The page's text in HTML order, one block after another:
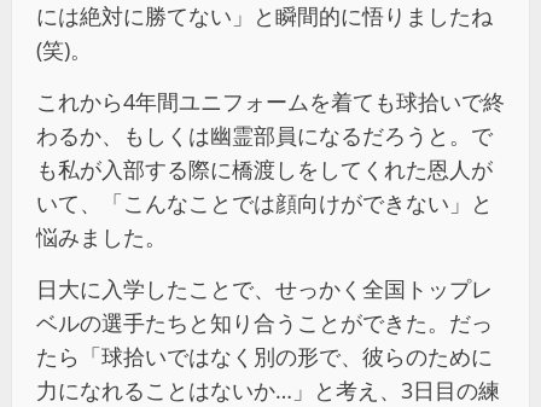
には絶対に勝てない」と瞬間的に悟りましたね
(笑)。
これから4年間ユニフォームを着ても球拾いで終
わるか、もしくは幽霊部員になるだろうと。で
も私が入部する際に橋渡しをしてくれた恩人が
いて、「こんなことでは顔向けができない」と
悩みました。
日大に入学したことで、せっかく全国トップレ
ベルの選手たちと知り合うことができた。だっ
たら「球拾いではなく別の形で、彼らのために
力になれることはないか…」と考え、3日目の練